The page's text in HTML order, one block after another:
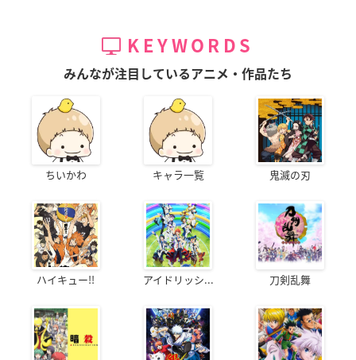
KEYWORDS
みんなが注目しているアニメ・作品たち
ちいかわ キャラ一覧 鬼滅の刃
ハイキュー!! アイドリッシ... 刀剣乱舞